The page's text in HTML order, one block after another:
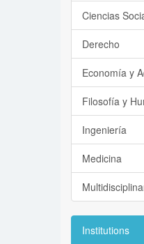
Ciencias
Derecho
Economía y
Filosofía y
Ingeniería
Medicina
Institutions